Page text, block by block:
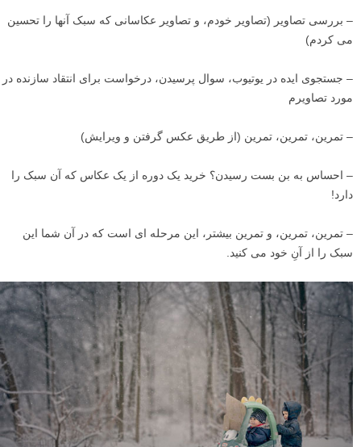
وقتی در مسیرم به عقب نگاه می کنم، می بینم که روند کارم در تمام این
مراحل ثابت باقی مانده است:
– بررسی تصاویر (تصاویر خودم، و تصاویر عکاسانی که سبک آنها را تحسین
می کردم)
– جستجوی ایده در یوتیوب، سوال پرسیدن، درخواست برای انتقاد سازنده در
مورد تصاویرم
– تمرین، تمرین، تمرین (از طریق عکس گرفتن و ویرایش)
– احساس به بن بست رسیدن؟ خرید یک دوره از یک عکاس که آن سبک را
دارد!